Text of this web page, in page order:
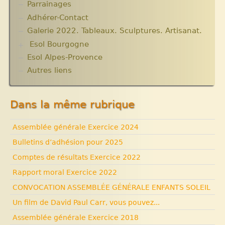
Projets et bilans années 2013 / 2014
Les micro-crédits
Changer le monde. Réflexions sur l’aide
internationale. 5 articles
Lutter contre l’extrême pauvreté. Victimes et
acteurs.10 articles.
Solidarité internationale. Autour d’Haïti.
Cité Soleil.
Histoire d’Haïti. Histoire et Vaudou.
Parrainages
Adhérer-Contact
Galerie 2022. Tableaux. Sculptures. Artisanat.
Esol Bourgogne
ACTUALITES
Archives
Esol Alpes-Provence
Autres liens
Dans la même rubrique
Assemblée générale Exercice 2024
Bulletins d’adhésion pour 2025
Comptes de résultats Exercice 2022
Rapport moral Exercice 2022
CONVOCATION ASSEMBLÉE GÉNÉRALE ENFANTS SOLEIL
Un film de David Paul Carr, vous pouvez...
Assemblée générale Exercice 2018